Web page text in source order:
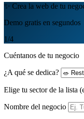
✨ Crea la web de tu
Demo gratis en segundos
1/4
Cuéntanos de tu negocio
¿A qué se dedica?
Elige tu sector de la lista
Nombre del negocio